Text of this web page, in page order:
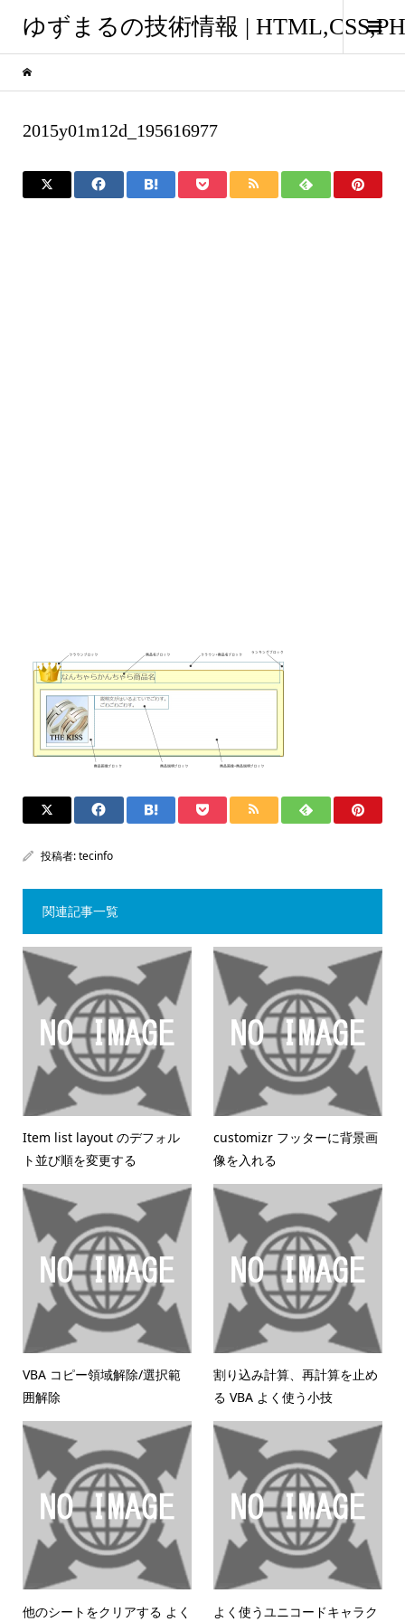
ゆずまるの技術情報 |
2015y01m12d_195616977
投稿者:tecinfo
関連記事一覧
Item list layout のデフォル
ト並び順を変更する
customizr フッターに背景画
像を入れる
VBA コピー領域解除/選択範
囲解除
割り込み計算、再計算を止め
る VBA よく使う小技
他のシートをクリアする よく よく使うユニコードキャラク